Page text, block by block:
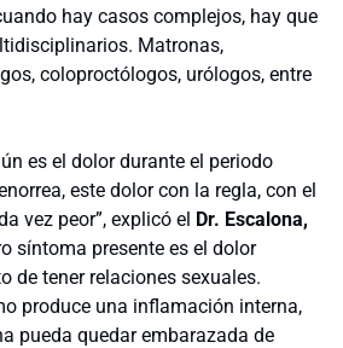
hay casos complejos, hay que
Matronas,
coloproctólogos, urólogos, entre
es el dolor durante el periodo
este dolor con la regla, con el
vez peor”, explicó el Dr. Escalona,
síntoma presente es el dolor
de tener relaciones sexuales.
produce una inflamación interna,
pueda quedar embarazada de